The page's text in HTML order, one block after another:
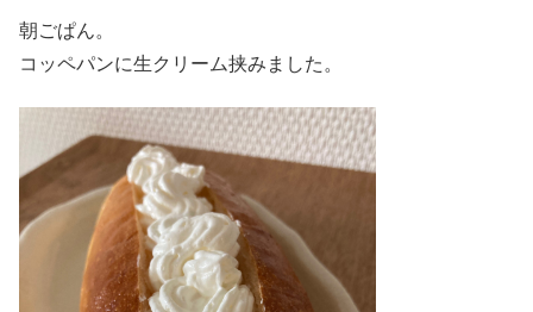
朝ごぱん。
コッペパンに生クリーム挟みました。